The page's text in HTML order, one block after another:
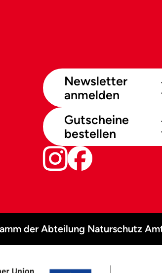
Newsletter
anmelden
Gutscheine
bestellen
der Abteilung Naturschutz